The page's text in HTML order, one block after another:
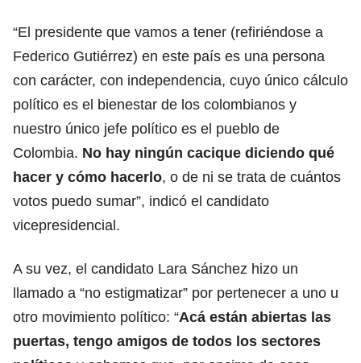
“El presidente que vamos a tener (refiriéndose a
Federico Gutiérrez) en este país es una persona
con carácter, con independencia, cuyo único cálculo
político es el bienestar de los colombianos y
nuestro único jefe político es el pueblo de
Colombia. No hay ningún cacique diciendo qué
hacer y cómo hacerlo, o de ni se trata de cuántos
votos puedo sumar”, indicó el candidato
vicepresidencial.
A su vez, el candidato Lara Sánchez hizo un
llamado a “no estigmatizar” por pertenecer a uno u
otro movimiento político: “Acá están abiertas las
puertas, tengo amigos de todos los sectores